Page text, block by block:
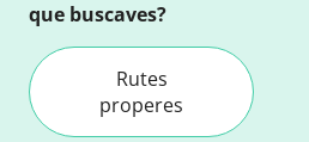
que buscaves?
Rutes
properes